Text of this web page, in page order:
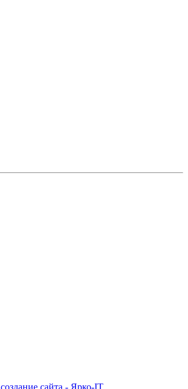
создание сайта - Ярко-IT